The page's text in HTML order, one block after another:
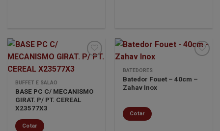
lista de
desejos
BUFFET E SALÃO
BASE PC C/ MECANISMO
GIRAT. P/ PT. CEREAL
X23577X3
Cotar
Minha
BATEDORES
Batedor Fouet – 40cm –
Zahav Inox
Cotar